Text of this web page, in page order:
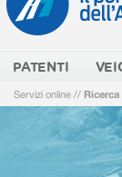
PATENTI
Servizi online //